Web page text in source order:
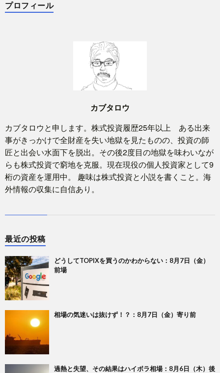
プロフィール
カブタロウ
カブタロウと申します。株式投資履歴25年以上 ある出来
事がきっかけで全財産を失い地獄を見たものの、投資の師
匠と出会い水面下を脱出。その後2度目の地獄を味わいなが
らも株式投資で窮地を克服。現在現役の個人投資家として9
桁の資産を運用中。 趣味は株式投資と小説を書くこと。海
外情報の収集に自信あり。
最近の投稿
どうしてTOPIXを買うのかわからない：8月7日（金）
前場
相場の気迷いは抜けず！？：8月7日（金）寄り前
過熱と失望、その結果はハイボラ相場：8月6日（木）後